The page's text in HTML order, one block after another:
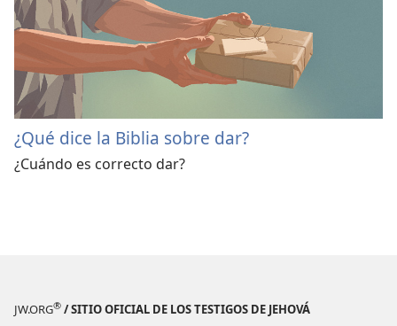
¿Qué dice la Biblia sobre dar?
¿Cuándo es correcto dar?
JW.ORG® / SITIO OFICIAL DE LOS TESTIGOS DE JEHOVÁ